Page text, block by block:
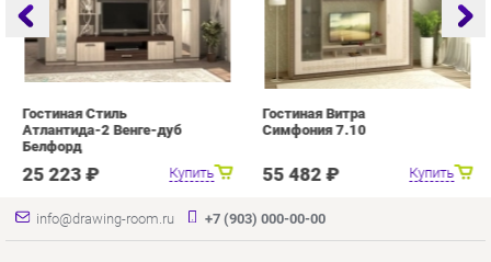
info@drawing-room.ru +7 (903) 000-00-00
Коллекции
Столы
О проекте
Контакты
Доставка и Оплата
ГОРОДА
Весь мир